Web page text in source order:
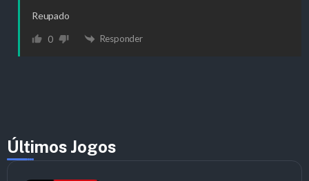
Reupado
0 Responder
Últimos Jogos